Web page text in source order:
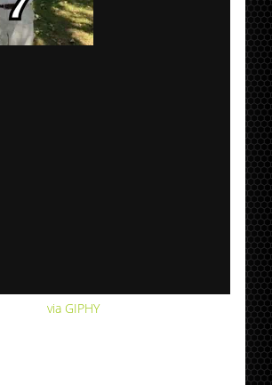
via GIPHY